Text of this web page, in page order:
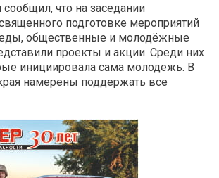
сообщил, что на заседании
подготовке мероприятий
общественные и молодёжные
проекты и акции. Среди них
инициировала сама молодежь. В
намерены поддержать все